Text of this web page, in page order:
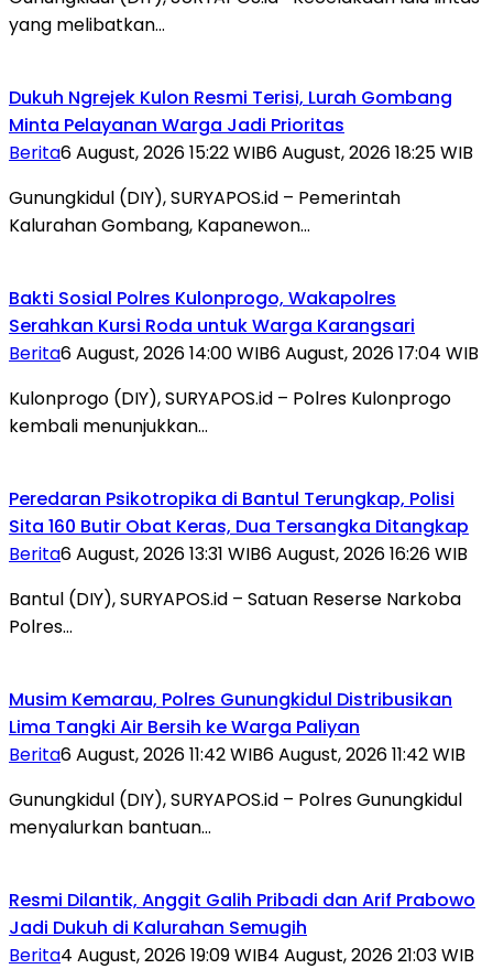
yang melibatkan…
Dukuh Ngrejek Kulon Resmi Terisi, Lurah Gombang
Minta Pelayanan Warga Jadi Prioritas
Berita6 August, 2026 15:22 WIB6 August, 2026 18:25 WIB
Gunungkidul (DIY), SURYAPOS.id – Pemerintah
Kalurahan Gombang, Kapanewon…
Bakti Sosial Polres Kulonprogo, Wakapolres
Serahkan Kursi Roda untuk Warga Karangsari
Berita6 August, 2026 14:00 WIB6 August, 2026 17:04 WIB
Kulonprogo (DIY), SURYAPOS.id – Polres Kulonprogo
kembali menunjukkan…
Peredaran Psikotropika di Bantul Terungkap, Polisi
Sita 160 Butir Obat Keras, Dua Tersangka Ditangkap
Berita6 August, 2026 13:31 WIB6 August, 2026 16:26 WIB
Bantul (DIY), SURYAPOS.id – Satuan Reserse Narkoba
Polres…
Musim Kemarau, Polres Gunungkidul Distribusikan
Lima Tangki Air Bersih ke Warga Paliyan
Berita6 August, 2026 11:42 WIB6 August, 2026 11:42 WIB
Gunungkidul (DIY), SURYAPOS.id – Polres Gunungkidul
menyalurkan bantuan…
Resmi Dilantik, Anggit Galih Pribadi dan Arif Prabowo
Jadi Dukuh di Kalurahan Semugih
Berita4 August, 2026 19:09 WIB4 August, 2026 21:03 WIB